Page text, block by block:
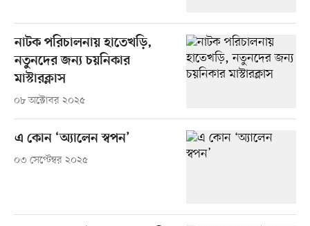
নাটক পরিচালনায় হাতেখড়ি,
নতুনদের জন্য চয়নিকার
মাস্টারক্লাস
০৮ অক্টোবর ২০২৫
এ কোন ‘অ্যালেন স্বপন’
০৩ সেপ্টেম্বর ২০২৫